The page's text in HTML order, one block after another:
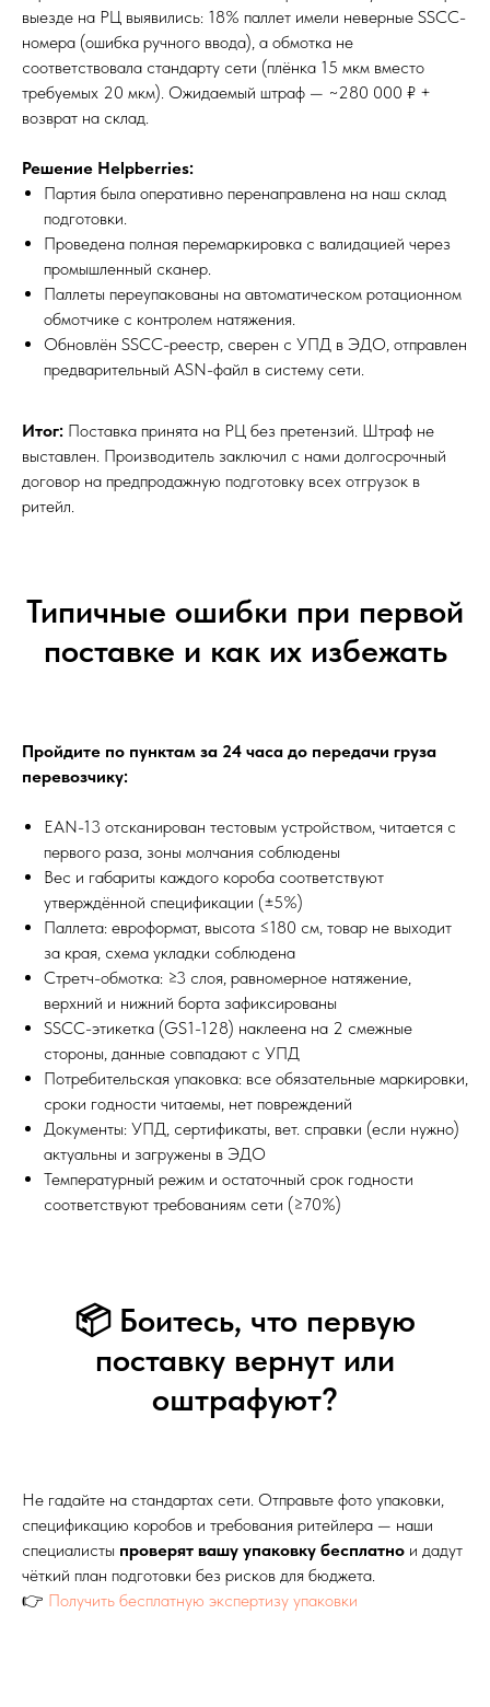
выезде на РЦ выявились: 18% паллет имели неверные SSCC-
номера (ошибка ручного ввода), а обмотка не
соответствовала стандарту сети (плёнка 15 мкм вместо
требуемых 20 мкм). Ожидаемый штраф — ~280 000 ₽ +
возврат на склад.
Решение Helpberries:
Партия была оперативно перенаправлена на наш склад
подготовки.
Проведена полная перемаркировка с валидацией через
промышленный сканер.
Паллеты переупакованы на автоматическом ротационном
обмотчике с контролем натяжения.
Обновлён SSCC-реестр, сверен с УПД в ЭДО, отправлен
предварительный ASN-файл в систему сети.
Итог: Поставка принята на РЦ без претензий. Штраф не
выставлен. Производитель заключил с нами долгосрочный
договор на предпродажную подготовку всех отгрузок в
ритейл.
Типичные ошибки при первой
поставке и как их избежать
Пройдите по пунктам за 24 часа до передачи груза
перевозчику:
EAN-13 отсканирован тестовым устройством, читается с
первого раза, зоны молчания соблюдены
Вес и габариты каждого короба соответствуют
утверждённой спецификации (±5%)
Паллета: евроформат, высота ≤180 см, товар не выходит
за края, схема укладки соблюдена
Стретч-обмотка: ≥3 слоя, равномерное натяжение,
верхний и нижний борта зафиксированы
SSCC-этикетка (GS1-128) наклеена на 2 смежные
стороны, данные совпадают с УПД
Потребительская упаковка: все обязательные маркировки,
сроки годности читаемы, нет повреждений
Документы: УПД, сертификаты, вет. справки (если нужно)
актуальны и загружены в ЭДО
Температурный режим и остаточный срок годности
соответствуют требованиям сети (≥70%)
📦 Боитесь, что первую
поставку вернут или
оштрафуют?
Не гадайте на стандартах сети. Отправьте фото упаковки,
спецификацию коробов и требования ритейлера — наши
специалисты проверят вашу упаковку бесплатно и дадут
чёткий план подготовки без рисков для бюджета.
👉 Получить бесплатную экспертизу упаковки